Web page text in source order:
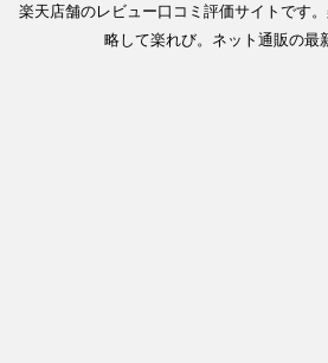
楽天店舗のレビュー口コミ評価サイトです
略して楽れび。ネット通販の最